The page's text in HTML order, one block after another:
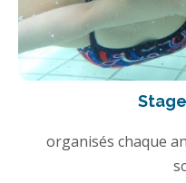
organisés chaque